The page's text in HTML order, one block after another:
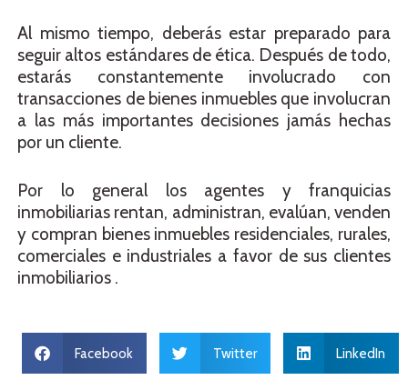
Al mismo tiempo, deberás estar preparado para
seguir altos estándares de ética. Después de todo,
estarás constantemente involucrado con
transacciones de bienes inmuebles que involucran
a las más importantes decisiones jamás hechas
por un cliente.
Por lo general los agentes y franquicias
inmobiliarias rentan, administran, evalúan, venden
y compran bienes inmuebles residenciales, rurales,
comerciales e industriales a favor de sus clientes
inmobiliarios .
Facebook Twitter LinkedIn